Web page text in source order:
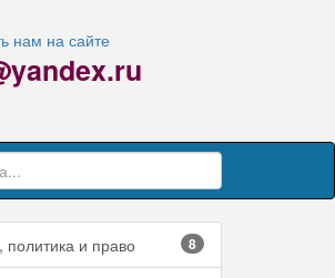
нам на сайте
политика и право 8